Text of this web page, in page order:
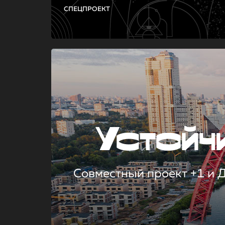
СПЕЦПРОЕКТ
Совместный проект +1 и